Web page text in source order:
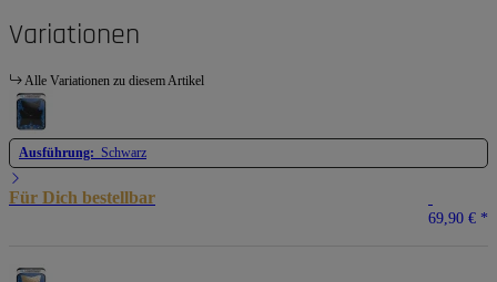
Variationen
Alle Variationen zu diesem Artikel
Ausführung: Schwarz
Für Dich bestellbar
69,90 € *